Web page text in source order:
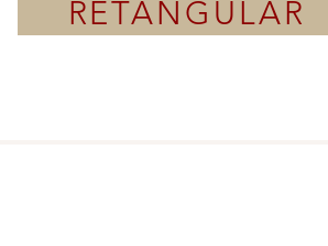
RETANGULAR